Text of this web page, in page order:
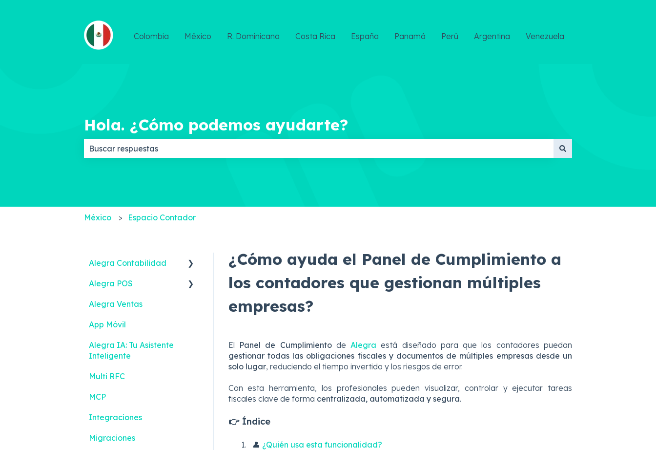
Colombia México R. Dominicana Costa Rica España Panamá Perú Argentina Venezuela
Hola. ¿Cómo podemos ayudarte?
México Espacio Contador
¿Cómo ayuda el Panel de Cumplimiento a
los contadores que gestionan múltiples
empresas?
El Panel de Cumplimientode Alegra está diseñado para que los contadores puedan
gestionar todas las obligaciones fiscales y documentos de múltiples empresas desde un
solo lugar, reduciendo el tiempo invertido y los riesgos de error.
Con esta herramienta, los profesionales pueden visualizar, controlar y ejecutar tareas
fiscales clave de forma centralizada, automatizada y segura.
👉 Índice
👤 ¿Quién usa esta funcionalidad?
Alegra Contabilidad
Ingresos
Gastos
Contactos
Inventario
Alegra POS
Vender
Ingresos
Turnos
Alegra Ventas
App Móvil
Alegra IA: Tu Asistente
Inteligente
Multi RFC
MCP
Integraciones
Migraciones